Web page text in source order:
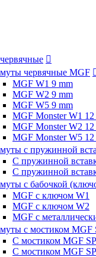

червячные MGF
MGF W1 9 mm
MGF W2 9 mm
MGF W5 9 mm
MGF Monster W1 12
MGF Monster W2 12
MGF Monster W5 12
с пружинной
С пружинной
С пружинной
с бабочкой
MGF с ключом W1
MGF с ключом W2
MGF с
с мостиком MGF
С мостиком MGF
С мостиком MGF